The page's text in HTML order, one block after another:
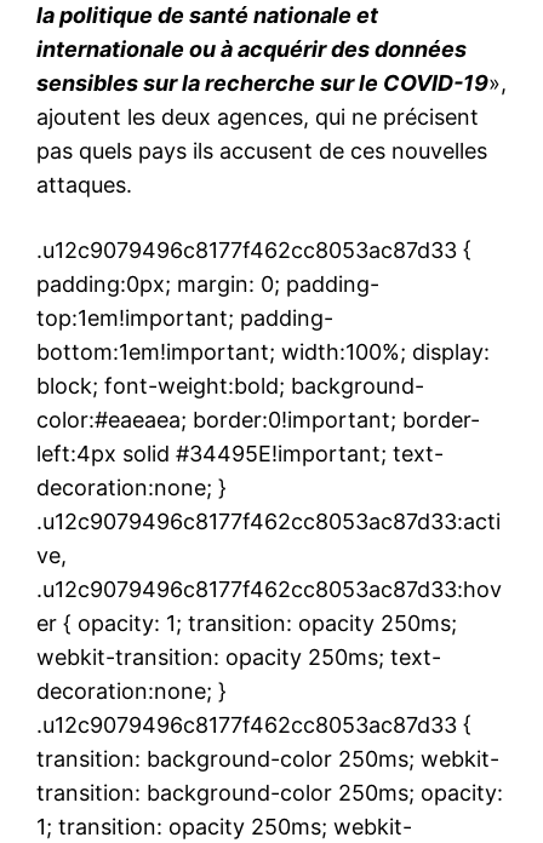
la politique de santé nationale et
internationale ou à acquérir des données
sensibles sur la recherche sur le COVID-19»,
ajoutent les deux agences, qui ne précisent
pas quels pays ils accusent de ces nouvelles
attaques.
.u12c9079496c8177f462cc8053ac87d33 {
padding:0px; margin: 0; padding-
top:1em!important; padding-
bottom:1em!important; width:100%; display:
block; font-weight:bold; background-
color:#eaeaea; border:0!important; border-
left:4px solid #34495E!important; text-
decoration:none; }
.u12c9079496c8177f462cc8053ac87d33:acti
ve,
.u12c9079496c8177f462cc8053ac87d33:hov
er { opacity: 1; transition: opacity 250ms;
webkit-transition: opacity 250ms; text-
decoration:none; }
.u12c9079496c8177f462cc8053ac87d33 {
transition: background-color 250ms; webkit-
transition: background-color 250ms; opacity:
1; transition: opacity 250ms; webkit-